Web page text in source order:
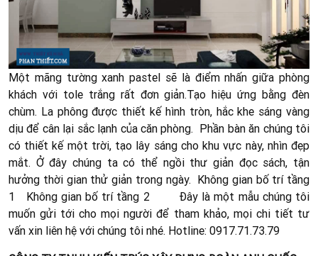
Một mãng tường xanh pastel sẽ là điểm nhấn giữa phòng
khách với tole trắng rất đơn giản.Tạo hiệu ứng bằng đèn
chùm. La phông được thiết kế hình tròn, hắc khe sáng vàng
dịu để cân lại sắc lạnh của căn phòng. Phần bàn ăn chúng tôi
có thiết kế một trời, tạo lây sáng cho khu vực này, nhìn đẹp
mắt. Ở đây chúng ta có thể ngồi thư giản đọc sách, tận
hưởng thời gian thử giản trong ngày. Không gian bố trí tầng
1
Không gian bố trí tầng 2
Đây là một mẫu chúng tôi
muốn gửi tới cho mọi người để tham khảo, mọi chi tiết tư
vấn xin liên hệ với chúng tôi nhé. Hotline: 0917.71.73.79